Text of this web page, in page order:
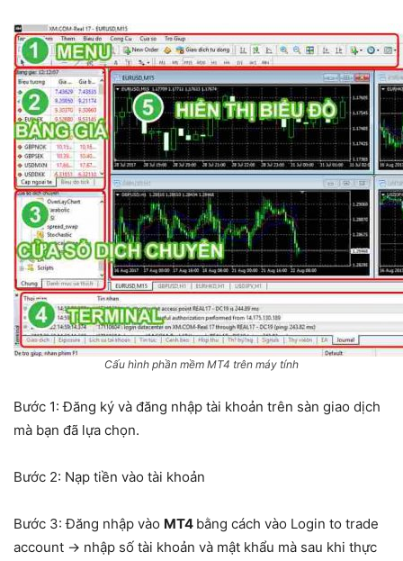
Cấu hình phần mềm MT4 trên máy tính
Bước 1: Đăng ký và đăng nhập tài khoản trên sàn giao dịch
mà bạn đã lựa chọn.
Bước 2: Nạp tiền vào tài khoản
Bước 3: Đăng nhập vào MT4 bằng cách vào Login to trade
account → nhập số tài khoản và mật khẩu mà sau khi thực